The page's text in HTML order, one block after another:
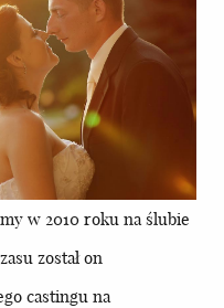
w 2010 roku na ślubie
został on
castingu na